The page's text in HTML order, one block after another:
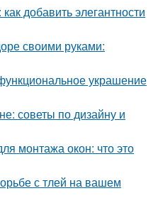
добавить элегантности
своими руками:
украшение
советы по дизайну и
монтажа окон: что это
с тлей на вашем